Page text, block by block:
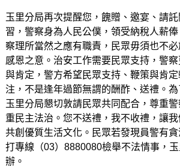
玉里分局再次提醒您，餽贈、邀宴、請
習，警察身為人民公僕，領受納稅人薪
察理所當然之應有職責，民眾毋須也不
感恩之意。治安工作需要民眾支持，警
與肯定，警方希望民眾支持、鞭策與肯
注，不是逢年過節無謂的酬酢、送禮。為
玉里分局懇切敦請民眾共同配合，尊重
重民主法治。您不送禮，我不收禮，讓我
共創優質生活文化。民眾若發現員警有
打專線（03）8880080檢舉不法情事，
辦。